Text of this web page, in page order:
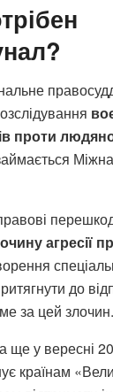
проти
агресії
до
за цей злочин.
ще у вересні
країнам